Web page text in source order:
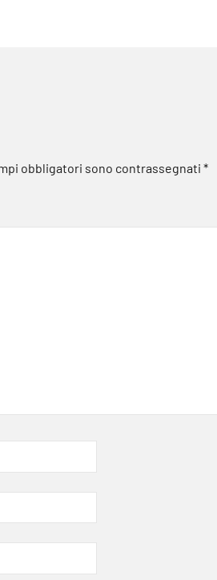
obbligatori sono contrassegnati *